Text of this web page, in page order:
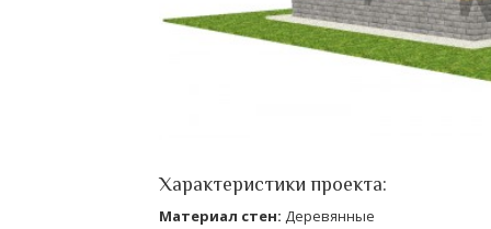
Характеристики проекта:
Материал стен: Деревянные